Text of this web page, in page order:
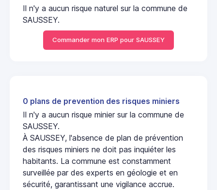
Il n'y a aucun risque naturel sur la commune de
SAUSSEY.
Commander mon ERP pour SAUSSEY
0 plans de prevention des risques miniers
Il n'y a aucun risque minier sur la commune de
SAUSSEY.
À SAUSSEY, l'absence de plan de prévention
des risques miniers ne doit pas inquiéter les
habitants. La commune est constamment
surveillée par des experts en géologie et en
sécurité, garantissant une vigilance accrue.